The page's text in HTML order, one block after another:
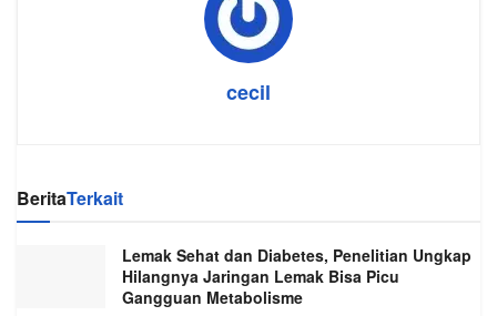
cecil
BeritaTerkait
Lemak Sehat dan Diabetes, Penelitian Ungkap
Hilangnya Jaringan Lemak Bisa Picu
Gangguan Metabolisme